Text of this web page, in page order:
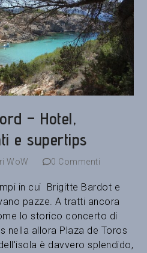
– Hotel,
e supertips
WoW 0 Commenti
in cui Brigitte Bardot e
pazze. A tratti ancora
lo storico concerto di
nella allora Plaza de Toros
è davvero splendido,